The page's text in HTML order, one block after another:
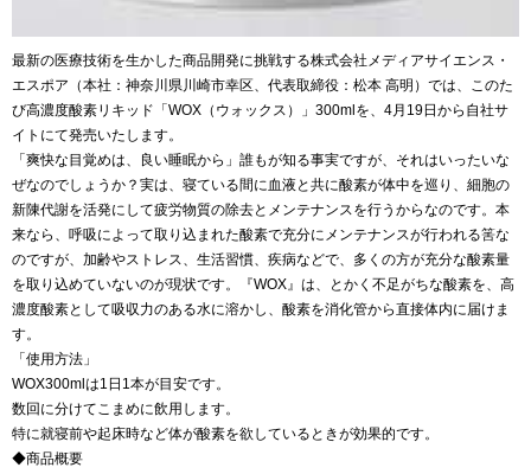
最新の医療技術を生かした商品開発に挑戦する株式会社メディアサイエンス・
エスポア（本社：神奈川県川崎市幸区、代表取締役：松本 高明）では、このた
び高濃度酸素リキッド「WOX（ウォックス）」300mlを、4月19日から自社サ
イトにて発売いたします。
「爽快な目覚めは、良い睡眠から」誰もが知る事実ですが、それはいったいな
ぜなのでしょうか？実は、寝ている間に血液と共に酸素が体中を巡り、細胞の
新陳代謝を活発にして疲労物質の除去とメンテナンスを行うからなのです。本
来なら、呼吸によって取り込まれた酸素で充分にメンテナンスが行われる筈な
のですが、加齢やストレス、生活習慣、疾病などで、多くの方が充分な酸素量
を取り込めていないのが現状です。『WOX』は、とかく不足がちな酸素を、高
濃度酸素として吸収力のある水に溶かし、酸素を消化管から直接体内に届けま
す。
「使用方法」
WOX300mlは1日1本が目安です。
数回に分けてこまめに飲用します。
特に就寝前や起床時など体が酸素を欲しているときが効果的です。
◆商品概要